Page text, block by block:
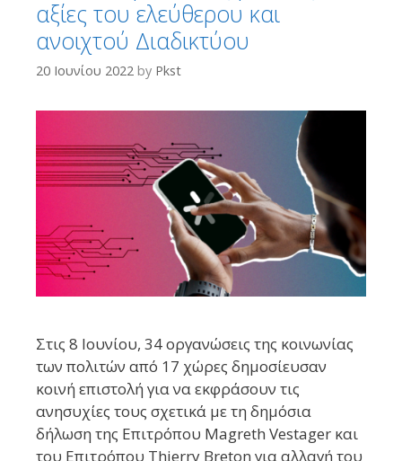
αξίες του ελεύθερου και
ανοιχτού Διαδικτύου
20 Ιουνίου 2022 by Pkst
Στις 8 Ιουνίου, 34 οργανώσεις της κοινωνίας
των πολιτών από 17 χώρες δημοσίευσαν
κοινή επιστολή για να εκφράσουν τις
ανησυχίες τους σχετικά με τη δημόσια
δήλωση της Επιτρόπου Magreth Vestager και
του Επιτρόπου Thierry Breton για αλλαγή του